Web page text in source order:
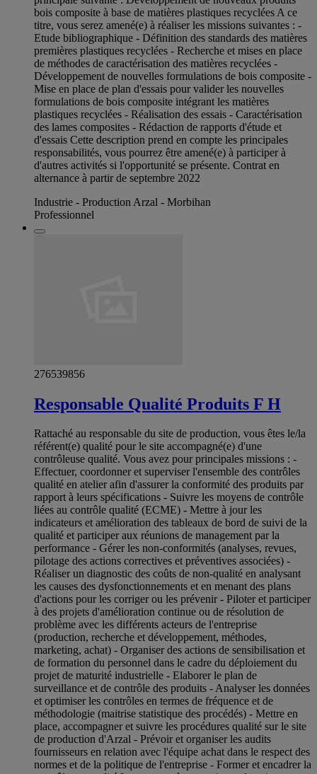
bois composite à base de matières plastiques recyclées A ce
titre, vous serez amené(e) à réaliser les missions suivantes : -
Etude bibliographique - Définition des standards des matières
premières plastiques recyclées - Recherche et mises en place
de méthodes de caractérisation des matières recyclées -
Développement de nouvelles formulations de bois composite -
Mise en place de plan d'essais pour valider les nouvelles
formulations de bois composite intégrant les matières
plastiques recyclées - Réalisation des essais - Caractérisation
des lames composites - Rédaction de rapports d'étude et
d'essais Cette description prend en compte les principales
responsabilités, vous pourrez être amené(e) à participer à
d'autres activités si l'opportunité se présente. Contrat en
alternance à partir de septembre 2022
Industrie - Production Arzal - Morbihan
Professionnel
276539856
Responsable Qualité Produits F H
Rattaché au responsable du site de production, vous êtes le/la
référent(e) qualité pour le site accompagné(e) d'une
contrôleuse qualité. Vous avez pour principales missions : -
Effectuer, coordonner et superviser l'ensemble des contrôles
qualité en atelier afin d'assurer la conformité des produits par
rapport à leurs spécifications - Suivre les moyens de contrôle
liées au contrôle qualité (ECME) - Mettre à jour les
indicateurs et amélioration des tableaux de bord de suivi de la
qualité et participer aux réunions de management par la
performance - Gérer les non-conformités (analyses, revues,
pilotage des actions correctives et préventives associées) -
Réaliser un diagnostic des coûts de non-qualité en analysant
les causes des dysfonctionnements et en menant des plans
d'actions pour les corriger ou les prévenir - Piloter et participer
à des projets d'amélioration continue ou de résolution de
problème avec les différents acteurs de l'entreprise
(production, recherche et développement, méthodes,
marketing, achat) - Organiser des actions de sensibilisation et
de formation du personnel dans le cadre du déploiement du
projet de maturité industrielle - Elaborer le plan de
surveillance et de contrôle des produits - Analyser les données
et optimiser les contrôles en termes de fréquence et de
méthodologie (maitrise statistique des procédés) - Mettre en
place, accompagner et suivre les procédures qualité sur le site
de production d'Arzal - Prévoir et organiser les audits
fournisseurs en relation avec l'équipe achat dans le respect des
normes et de la politique de l'entreprise - Former et encadrer la